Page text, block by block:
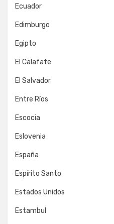
Ecuador
Edimburgo
Egipto
El Calafate
El Salvador
Entre Ríos
Escocia
Eslovenia
España
Espírito Santo
Estados Unidos
Estambul